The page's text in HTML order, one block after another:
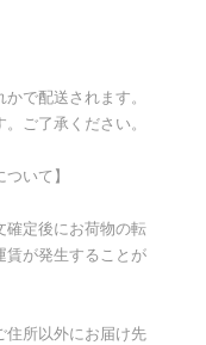
で配送されます。
ご了承ください。
いて】
確定後にお荷物の転
賃が発生することが
住所以外にお届け先